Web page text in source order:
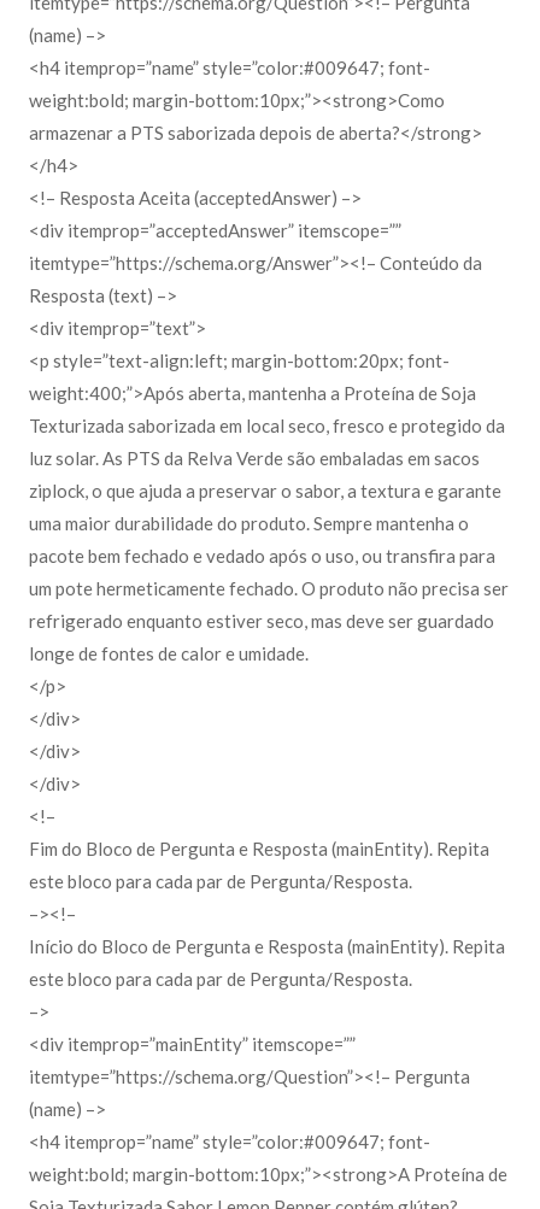
(name) –>
<h4 itemprop=”name” style=”color:#009647; font-
weight:bold; margin-bottom:10px;”><strong>Como
armazenar a PTS saborizada depois de aberta?</strong>
</h4>
<!– Resposta Aceita (acceptedAnswer) –>
<div itemprop=”acceptedAnswer” itemscope=””
itemtype=”https://schema.org/Answer”><!– Conteúdo da
Resposta (text) –>
<div itemprop=”text”>
<p style=”text-align:left; margin-bottom:20px; font-
weight:400;”>Após aberta, mantenha a Proteína de Soja
Texturizada saborizada em local seco, fresco e protegido da
luz solar. As PTS da Relva Verde são embaladas em sacos
ziplock, o que ajuda a preservar o sabor, a textura e garante
uma maior durabilidade do produto. Sempre mantenha o
pacote bem fechado e vedado após o uso, ou transfira para
um pote hermeticamente fechado. O produto não precisa ser
refrigerado enquanto estiver seco, mas deve ser guardado
longe de fontes de calor e umidade.
</p>
</div>
</div>
</div>
<!–
Fim do Bloco de Pergunta e Resposta (mainEntity). Repita
este bloco para cada par de Pergunta/Resposta.
–><!–
Início do Bloco de Pergunta e Resposta (mainEntity). Repita
este bloco para cada par de Pergunta/Resposta.
–>
<div itemprop=”mainEntity” itemscope=””
itemtype=”https://schema.org/Question”><!– Pergunta
(name) –>
<h4 itemprop=”name” style=”color:#009647; font-
weight:bold; margin-bottom:10px;”><strong>A Proteína de